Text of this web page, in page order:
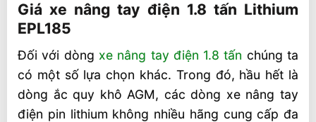
Giá xe nâng tay điện 1.8 tấn Lithium
EPL185
Đối với dòng xe nâng tay điện 1.8 tấn chúng ta
có một số lựa chọn khác. Trong đó, hầu hết là
dòng ắc quy khô AGM, các dòng xe nâng tay
điện pin lithium không nhiều hãng cung cấp đa